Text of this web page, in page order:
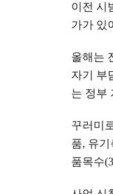
이전 시
가가 있
올해는
자기 부
는 정부
꾸러미
품, 유기
품목수